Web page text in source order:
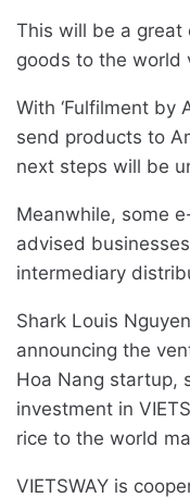
This will be a great
goods to the world
With ‘Fulfilment by
send products to
next steps will be
Meanwhile, some
advised
intermediary
Shark Louis
announcing the
Hoa Nang startup,
investment in
rice to the world
VIETSWAY is